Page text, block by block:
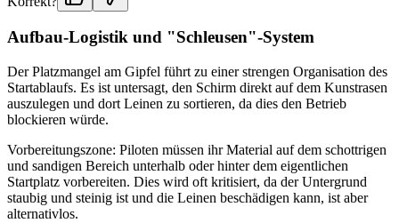
Aufbau-Logistik und "Schleusen"-System
Der Platzmangel am Gipfel führt zu einer strengen Organisation des
Startablaufs. Es ist untersagt, den Schirm direkt auf dem Kunstrasen
auszulegen und dort Leinen zu sortieren, da dies den Betrieb
blockieren würde.
Vorbereitungszone: Piloten müssen ihr Material auf dem schottrigen
und sandigen Bereich unterhalb oder hinter dem eigentlichen
Startplatz vorbereiten. Dies wird oft kritisiert, da der Untergrund
staubig und steinig ist und die Leinen beschädigen kann, ist aber
alternativlos.